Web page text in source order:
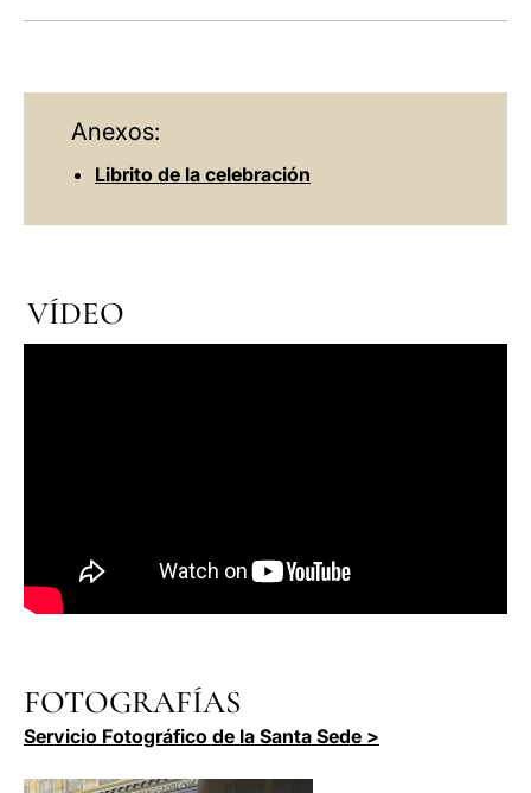
Anexos:
Librito de la celebración
VÍDEO
FOTOGRAFÍAS
Servicio Fotográfico de la Santa Sede >